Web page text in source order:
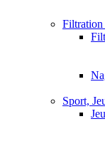
Filtration
Sport,